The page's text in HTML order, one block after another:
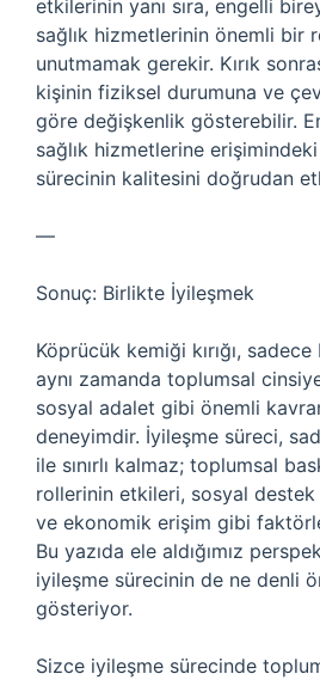
etkilerinin yanı sıra, engelli
sağlık hizmetlerinin önemli bir
unutmamak gerekir. Kırık
kişinin fiziksel durumuna ve
göre değişkenlik gösterebilir.
sağlık hizmetlerine
sürecinin kalitesini doğrudan
—
Sonuç: Birlikte İyileşmek
Köprücük kemiği kırığı,
aynı zamanda toplumsal
sosyal adalet gibi önemli
deneyimdir. İyileşme süreci,
ile sınırlı kalmaz; toplumsal
rollerinin etkileri, sosyal
ve ekonomik erişim gibi
Bu yazıda ele aldığımız
iyileşme sürecinin de ne denli
gösteriyor.
Sizce iyileşme sürecinde